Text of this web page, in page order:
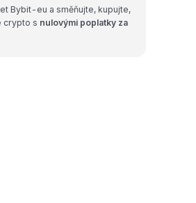
Bybit-eu a směňujte, kupujte,
crypto s nulovými poplatky za